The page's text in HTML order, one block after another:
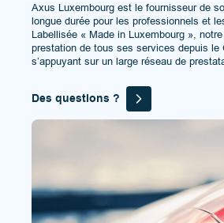
Axus Luxembourg est le fournisseur de
longue durée pour les professionnels et
Labellisée « Made in Luxembourg »,
prestation de tous ses services depuis le
s’appuyant sur un large réseau de
Des questions ?